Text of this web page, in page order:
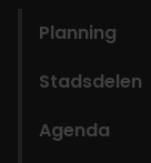
Planning
Stadsdelen
Agenda